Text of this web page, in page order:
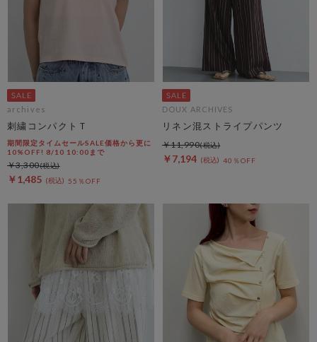
archives
刺繍コンパクトＴ
期間限定タイムセールSALE価格から更に
10%OFF! 8/10 10:00まで
￥1,485 55％OFF
￥3,300
DOUX ARCHIVES
リネン混ストライプパンツ
￥7,194 40％OFF
￥11,990